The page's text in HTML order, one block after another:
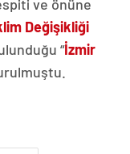
ve önüne
Değişikliği
“İzmir